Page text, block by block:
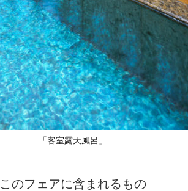
「客室露天風呂」
このフェアに含まれるもの